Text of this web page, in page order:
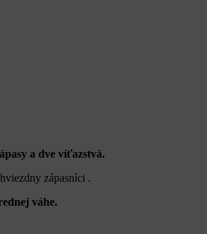
a dve víťazstvá.
zápasníci .
váhe.